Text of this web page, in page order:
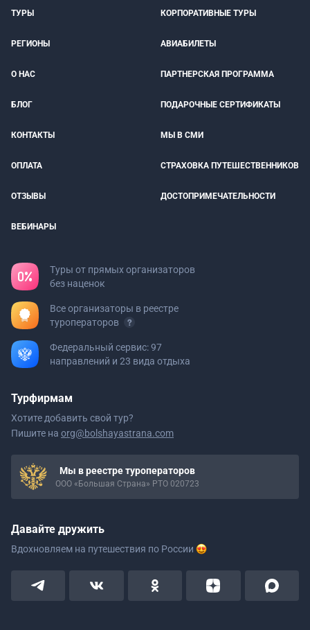
ТУРЫ КОРПОРАТИВНЫЕ ТУРЫ
РЕГИОНЫ АВИАБИЛЕТЫ
О НАС ПАРТНЕРСКАЯ ПРОГРАММА
БЛОГ ПОДАРОЧНЫЕ СЕРТИФИКАТЫ
КОНТАКТЫ МЫ В СМИ
ОПЛАТА СТРАХОВКА ПУТЕШЕСТВЕННИКОВ
ОТЗЫВЫ ДОСТОПРИМЕЧАТЕЛЬНОСТИ
ВЕБИНАРЫ
Туры от прямых организаторов
без наценок
Все организаторы в реестре
туроператоров
Федеральный сервис: 97
направлений и 23 вида отдыха
Турфирмам
Хотите добавить свой тур?
Пишите на org@bolshayastrana.com
Мы в реестре туроператоров
ООО «Большая Страна» РТО 020723
Давайте дружить
Вдохновляем на путешествия по России